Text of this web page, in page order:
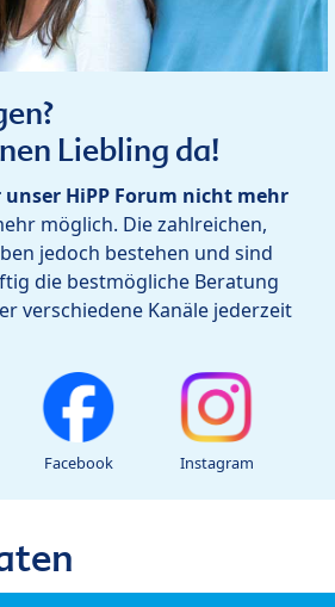
Liebling da!
HiPP Forum nicht mehr
möglich. Die zahlreichen,
jedoch bestehen und sind
die bestmögliche Beratung
verschiedene Kanäle jederzeit
Facebook Instagram